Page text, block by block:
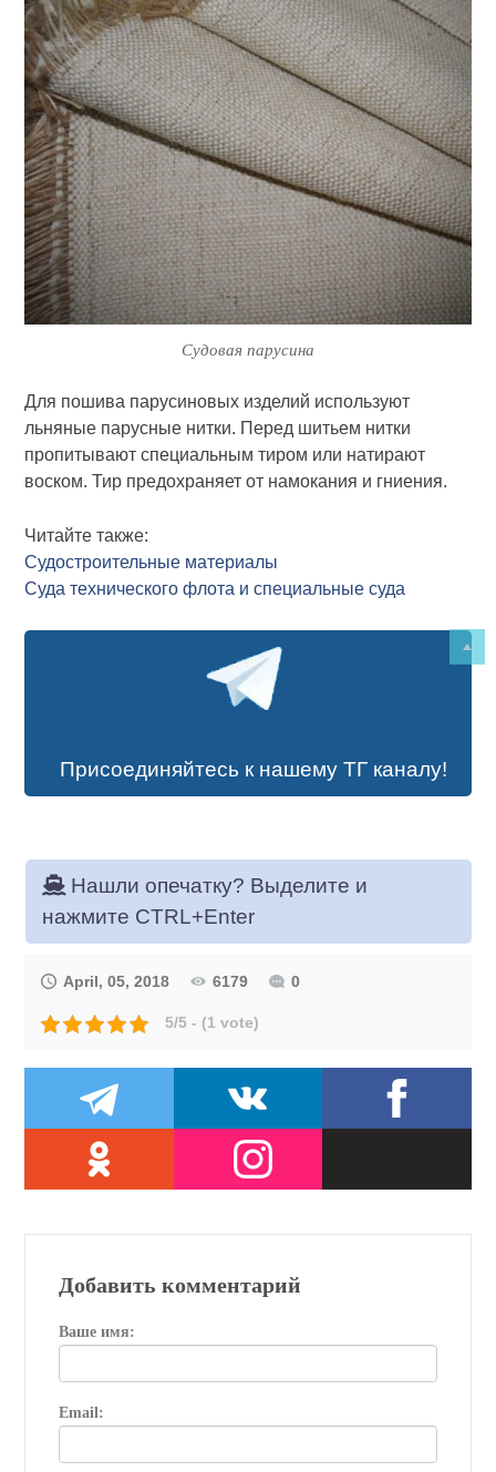
Судовая парусина
Для пошива парусиновых изделий используют
льняные парусные нитки. Перед шитьем нитки
пропитывают специальным тиром или натирают
воском. Тир предохраняет от намокания и гниения.
Читайте также:
Судостроительные материалы
Суда технического флота и специальные суда
Присоединяйтесь к нашему ТГ каналу!
Нашли опечатку? Выделите и
нажмите CTRL+Enter
April, 05, 2018 6179 0
5/5 - (1 vote)
Добавить комментарий
Ваше имя:
Email: